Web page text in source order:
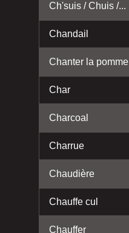
Ch'suis / Chuis /...
Chandail
Chanter la pomme
Char
Charcoal
Charrue
Chaudière
Chauffe cul
Chauffer